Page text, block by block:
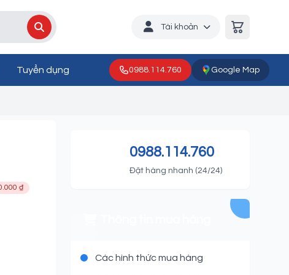
Tài khoản
Tuyển dụng 0988.114.760 Google Map
₫
0988.114.760
Đặt hàng nhanh (24/24)
Các hình thức mua hàng